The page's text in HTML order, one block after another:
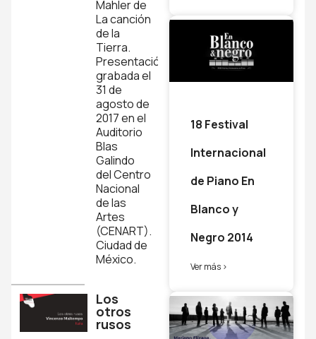
Mahler de
La canción
de la
Tierra.
Presentación
grabada el
31 de
agosto de
2017 en el
Auditorio
Blas
Galindo
del Centro
Nacional
de las
Artes
(CENART).
Ciudad de
México.
Los
otros
rusos
18 Festival
Internacional
de Piano En
Blanco y
Negro 2014
Ver más >